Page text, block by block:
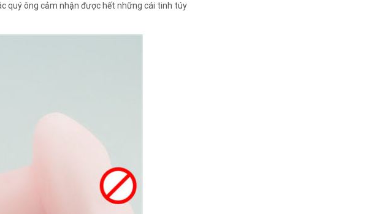
quý ông cảm nhận được hết những cái tinh túy